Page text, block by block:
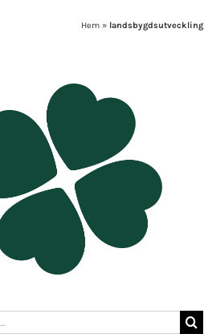
Hem » landsbygdsutveckling